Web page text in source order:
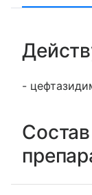
-